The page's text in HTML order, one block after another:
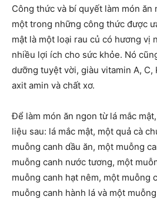
Công thức và bí quyết làm món ăn
một trong những công thức được
mật là một loại rau củ có hương vị
nhiều lợi ích cho sức khỏe. Nó
dưỡng tuyệt vời, giàu vitamin A, C,
axit amin và chất xơ.
Để làm món ăn ngon từ lá mắc
liệu sau: lá mắc mật, một quả cà
muỗng canh dầu ăn, một muỗng
muỗng canh nước tương, một
muỗng canh hạt nêm, một muỗng
muỗng canh hành lá và một